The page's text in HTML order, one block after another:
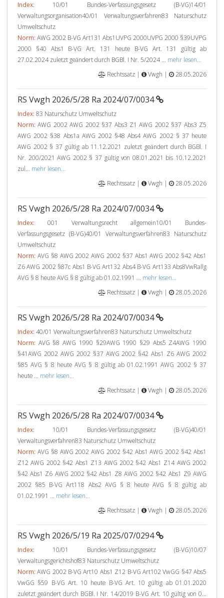
Index: 10/01 Bundes-Verfassungsgesetz (B-VG)14/01
Verwaltungsorganisation40/01 Verwaltungsverfahren83 Naturschutz
Umweltschutz
Norm: AWG 2002 B-VG Art131 Abs1UVPG 2000UVPG 2000 §39UVPG
2000 §40 Abs1 B-VG Art. 131 heute B-VG Art. 131 gültig ab
27.02.2024 zuletzt geändert durch BGBl. I Nr. 5/2024 ... mehr lesen...
Rechtssatz |
Vwgh | 28.05.2026
RS Vwgh 2026/5/28 Ra 2024/07/0034
Index: 83 Naturschutz Umweltschutz
Norm: AWG 2002 AWG 2002 §37 Abs3 Z1 AWG 2002 §37 Abs3 Z5
AWG 2002 §38 Abs1a AWG 2002 §48 Abs4 AWG 2002 § 37 heute
AWG 2002 § 37 gültig ab 11.12.2021 zuletzt geändert durch BGBl. I
Nr. 200/2021 AWG 2002 § 37 gültig von 08.01.2021 bis 10.12.2021
zul... mehr lesen...
Rechtssatz |
Vwgh | 28.05.2026
RS Vwgh 2026/5/28 Ra 2024/07/0034
Index: 001 Verwaltungsrecht allgemein10/01 Bundes-
Verfassungsgesetz (B-VG)40/01 Verwaltungsverfahren83 Naturschutz
Umweltschutz
Norm: AVG §8 AWG 2002 AWG 2002 §37 Abs1 AWG 2002 §42 Abs1
Z6 AWG 2002 §87c Abs1 B-VG Art132 Abs4 B-VG Art133 Abs8VwRallg
AVG § 8 heute AVG § 8 gültig ab 01.02.1991 ... mehr lesen...
Rechtssatz |
Vwgh | 28.05.2026
RS Vwgh 2026/5/28 Ra 2024/07/0034
Index: 40/01 Verwaltungsverfahren83 Naturschutz Umweltschutz
Norm: AVG §8 AWG 1990 §29AWG 1990 §29 Abs5 Z4AWG 1990
§41AWG 2002 AWG 2002 §37 AWG 2002 §42 Abs1 Z6 AWG 2002
§85 AVG § 8 heute AVG § 8 gültig ab 01.02.1991 AWG 2002 § 37
heute ... mehr lesen...
Rechtssatz |
Vwgh | 28.05.2026
RS Vwgh 2026/5/28 Ra 2024/07/0034
Index: 10/01 Bundes-Verfassungsgesetz (B-VG)40/01
Verwaltungsverfahren83 Naturschutz Umweltschutz
Norm: AVG §8 AWG 2002 AWG 2002 §42 Abs1 AWG 2002 §42 Abs1
Z12 AWG 2002 §42 Abs1 Z13 AWG 2002 §42 Abs1 Z14 AWG 2002
§42 Abs1 Z6 AWG 2002 §42 Abs1 Z8 AWG 2002 §42 Abs1 Z9 AWG
2002 §85 B-VG Art118 Abs2 AVG § 8 heute AVG § 8 gültig ab
01.02.1991 ... mehr lesen...
Rechtssatz |
Vwgh | 28.05.2026
RS Vwgh 2026/5/19 Ra 2025/07/0294
Index: 10/01 Bundes-Verfassungsgesetz (B-VG)10/07
Verwaltungsgerichtshof83 Naturschutz Umweltschutz
Norm: AWG 2002 B-VG Art10 Abs1 Z12 B-VG Art102 VwGG §47 Abs5
VwGG §59 B-VG Art. 10 heute B-VG Art. 10 gültig ab 01.01.2020
zuletzt geändert durch BGBl. I Nr. 14/2019 B-VG Art. 10 gültig von 0...